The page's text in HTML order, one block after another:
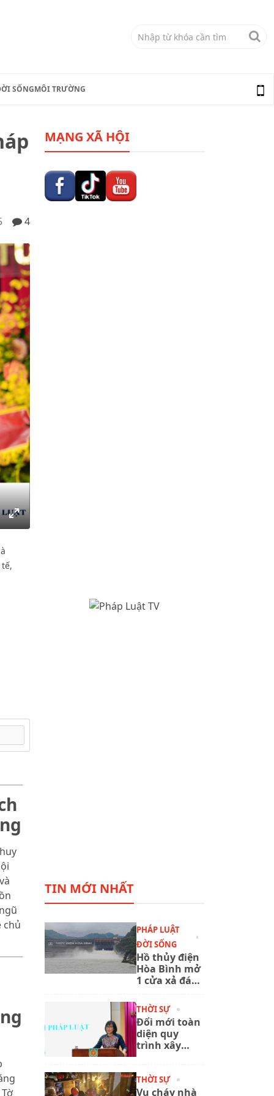
SỐNGMÔI TRƯỜNG
4
Enter
chủ
MẠNG XÃ HỘI
TIN MỚI NHẤT
PHÁP LUẬT
ĐỜI SỐNG
Hồ thủy điện
Hòa Bình mở
1 cửa xả đáy,
ứng phó mưa
lũ
THỜI SỰ
Đổi mới toàn
diện quy
trình xây
bản quy
phạm pháp
THỜI SỰ
Vụ cháy nhà